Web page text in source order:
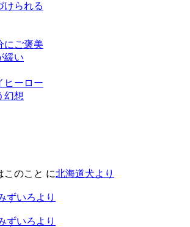
けられる
にご褒美
緩い
ヒーロー
幻想
このこと に北海道犬より
ずいろより
ずいろより